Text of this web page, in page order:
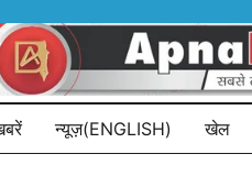
न्यूज़(ENGLISH) खेल